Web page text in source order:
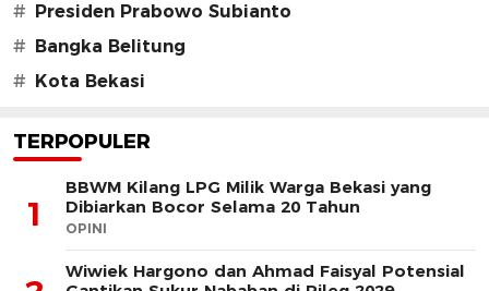
# Presiden Prabowo Subianto
# Bangka Belitung
# Kota Bekasi
TERPOPULER
1
BBWM Kilang LPG Milik Warga Bekasi yang
Dibiarkan Bocor Selama 20 Tahun
OPINI
Wiwiek Hargono dan Ahmad Faisyal Potensial